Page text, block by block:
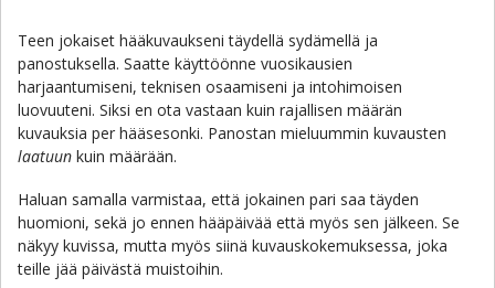
Teen jokaiset hääkuvaukseni täydellä sydämellä ja
panostuksella. Saatte käyttöönne vuosikausien
harjaantumiseni, teknisen osaamiseni ja intohimoisen
luovuuteni. Siksi en ota vastaan kuin rajallisen määrän
kuvauksia per hääsesonki. Panostan mieluummin kuvausten
laatuun kuin määrään.
Haluan samalla varmistaa, että jokainen pari saa täyden
huomioni, sekä jo ennen hääpäivää että myös sen jälkeen. Se
näkyy kuvissa, mutta myös siinä kuvauskokemuksessa, joka
teille jää päivästä muistoihin.